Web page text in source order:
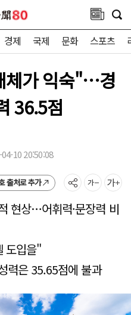
경제 국제 문화 스포츠
체가 익숙"…경
36.5점
10 20:50:08
출처로 추가
현상…어휘력·문장력 비
도입을"
력은 35.65점에 불과